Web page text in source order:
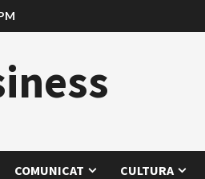
COMUNICAT CULTURA